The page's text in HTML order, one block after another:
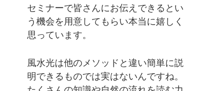
セミナーで皆さんにお伝えできるとい
う機会を用意してもらい本当に嬉しく
思っています。
風水光は他のメソッドと違い簡単に説
明できるものでは実はないんですね。